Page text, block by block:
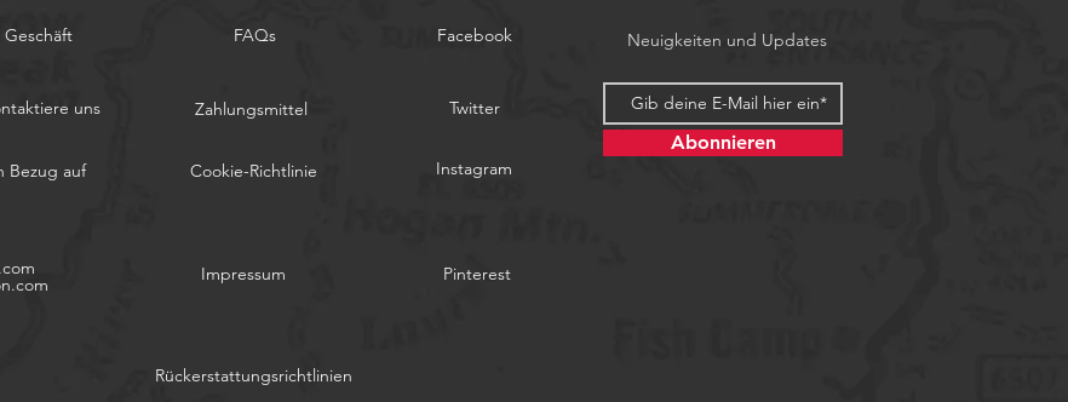
Geschäft FAQs
uns Zahlungsmittel
Bezug auf Cookie-Richtlinie
Facebook
Twitter
Instagram
Neuigkeiten und Updates
Abonnieren
Impressum Pinterest
Rückerstattungsrichtlinien